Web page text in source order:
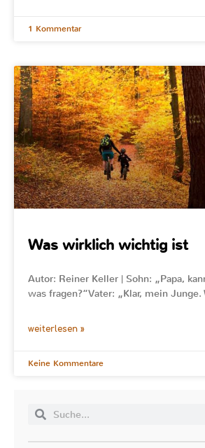
1 Kommentar
Was wirklich wichtig ist
Autor: Reiner Keller | Sohn: „Papa,
was fragen?“Vater: „Klar, mein Junge.
weiterlesen »
Keine Kommentare